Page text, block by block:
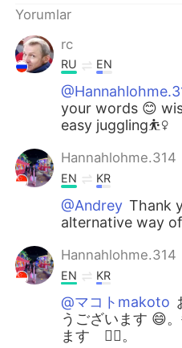
Yorumlar
rc
RU EN
your words 😊
easy juggling⛹️‍♀️
Hannahlohme.314
EN KR
@Andrey Thank
alternative way
Hannahlohme.314
EN KR
@マコトmakoto
うございます 😄
ます 👍🏼。